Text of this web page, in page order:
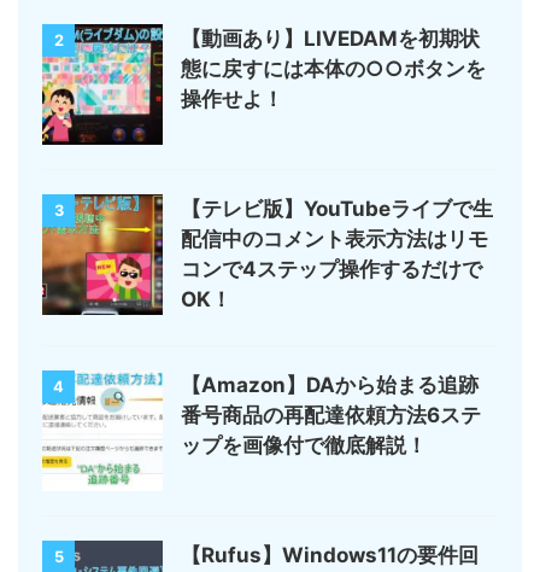
2
【動画あり】LIVEDAMを初期状
態に戻すには本体の○○ボタンを
操作せよ！
3
【テレビ版】YouTubeライブで生
配信中のコメント表示方法はリモ
コンで4ステップ操作するだけで
OK！
4
【Amazon】DAから始まる追跡
番号商品の再配達依頼方法6ステ
ップを画像付で徹底解説！
5 【Rufus】Windows11の要件回